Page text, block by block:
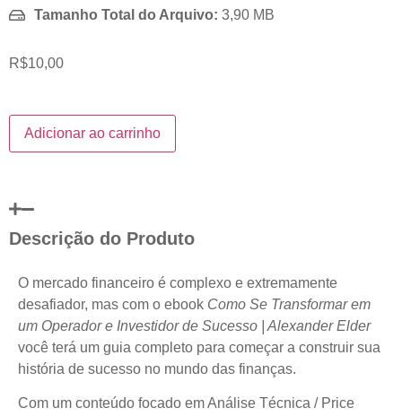
Tamanho Total do Arquivo: 3,90 MB
R$10,00
Adicionar ao carrinho
Descrição do Produto
O mercado financeiro é complexo e extremamente
desafiador, mas com o ebook Como Se Transformar em
um Operador e Investidor de Sucesso | Alexander Elder
você terá um guia completo para começar a construir sua
história de sucesso no mundo das finanças.
Com um conteúdo focado em Análise Técnica / Price